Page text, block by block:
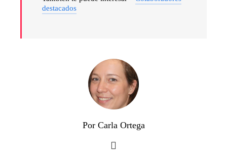
destacados
Por Carla Ortega